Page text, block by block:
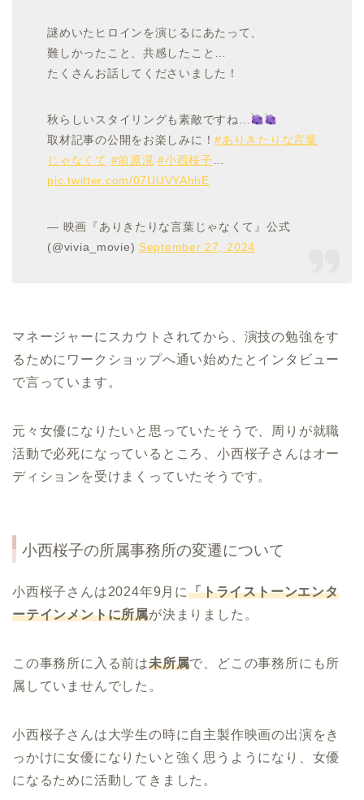
謎めいたヒロインを演じるにあたって、
難しかったこと、共感したこと…
たくさんお話してくださいました！
秋らしいスタイリングも素敵ですね…
取材記事の公開をお楽しみに！#ありきたりな言葉
じゃなくて #前原滉 #小西桜子…
pic.twitter.com/07UUVYAhhE
— 映画『ありきたりな言葉じゃなくて』公式
(@vivia_movie) September 27, 2024
マネージャーにスカウトされてから、演技の勉強をす
るためにワークショップへ通い始めたとインタビュー
で言っています。
元々女優になりたいと思っていたそうで、周りが就職
活動で必死になっているところ、小西桜子さんはオー
ディションを受けまくっていたそうです。
小西桜子の所属事務所の変遷について
小西桜子さんは2024年9月に「トライストーンエンタ
ーテインメントに所属が決まりました。
この事務所に入る前は未所属で、どこの事務所にも所
属していませんでした。
小西桜子さんは大学生の時に自主製作映画の出演をき
っかけに女優になりたいと強く思うようになり、女優
になるために活動してきました。